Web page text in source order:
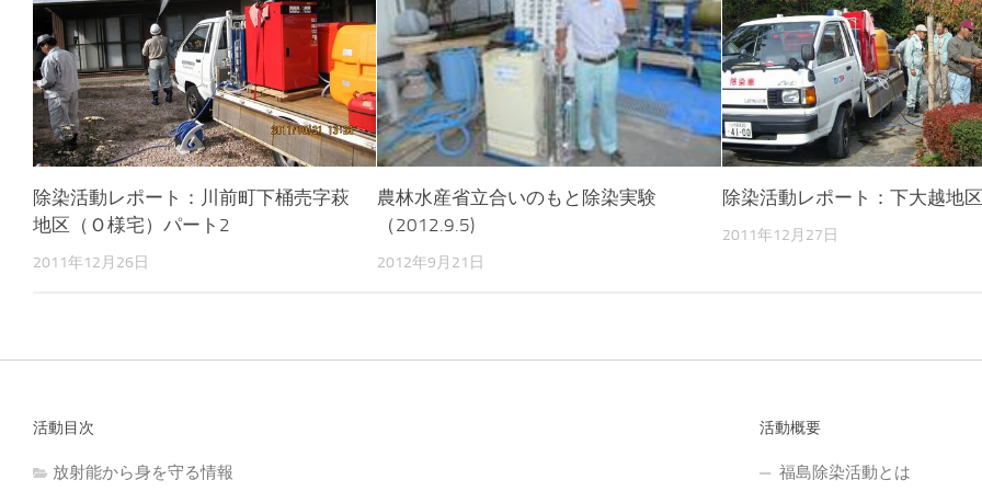
除染活動レポート：川前町下桶売字萩
地区（Ｏ様宅）パート2
2011年12月26日
農林水産省立合いのもと除染実験
（2012.9.5)
2012年9月21日
除染活動レポート：下大越地区
2011年12月27日
活動目次
放射能から身を守る情報
活動概要
福島除染活動とは